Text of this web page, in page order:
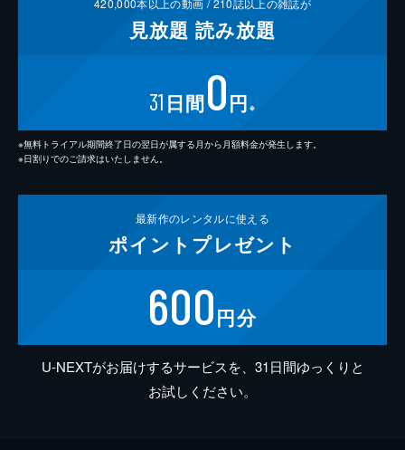
420,000本以上の動画 /210誌以上の雑誌が
見放題 読み放題
31 日間0円 ※
※無料トライアル期間終了日の翌日が属する月から月額料金が発生します。
※日割りでのご請求はいたしません。
最新作のレンタルに使える
ポイント プレゼント
600円分
U-NEXTがお届けするサービスを、31日間ゆっくりと
お試しください。